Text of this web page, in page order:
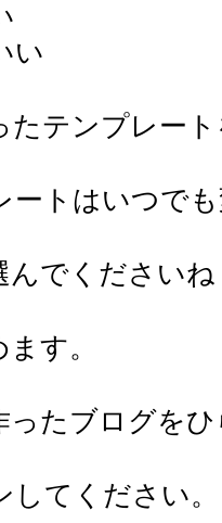
い
たテンプレー
ートはいつで
んでくださいね
す。
ったブログを
てください。